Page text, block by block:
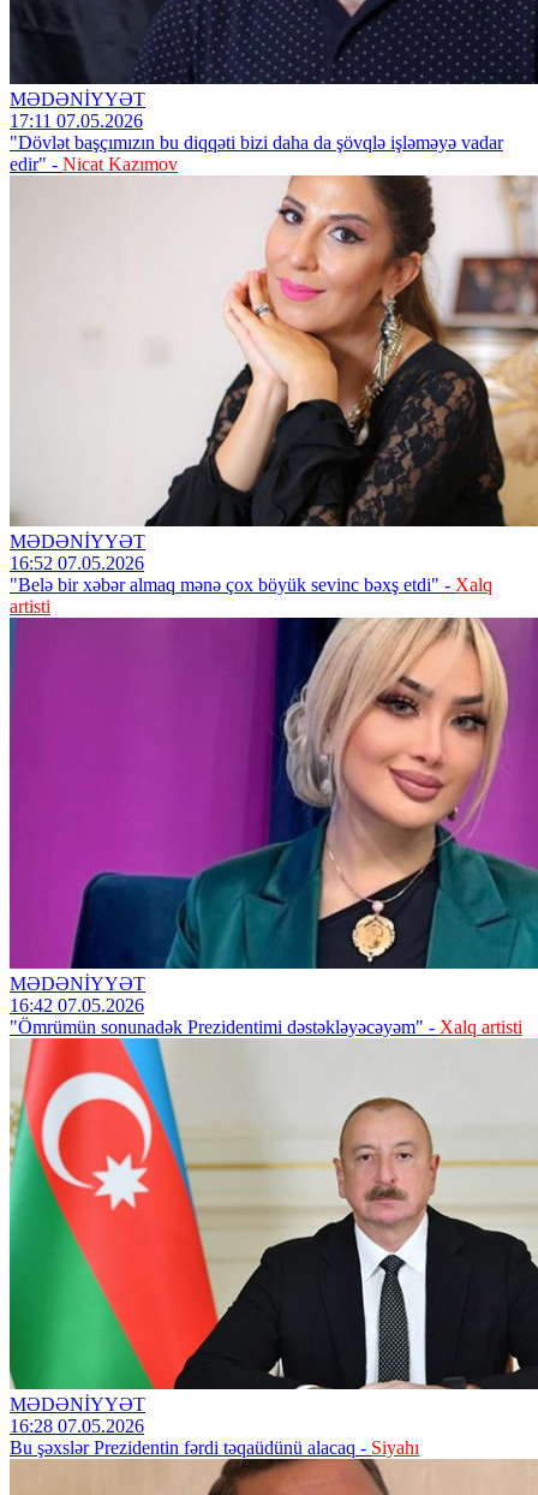
MƏDƏNİYYƏT
17:11 07.05.2026
"Dövlət başçımızın bu diqqəti bizi daha da şövqlə işləməyə vadar
edir" - Nicat Kazımov
MƏDƏNİYYƏT
16:52 07.05.2026
"Belə bir xəbər almaq mənə çox böyük sevinc bəxş etdi" - Xalq
artisti
MƏDƏNİYYƏT
16:42 07.05.2026
"Ömrümün sonunadək Prezidentimi dəstəkləyəcəyəm" - Xalq artisti
MƏDƏNİYYƏT
16:28 07.05.2026
Bu şəxslər Prezidentin fərdi təqaüdünü alacaq - Siyahı